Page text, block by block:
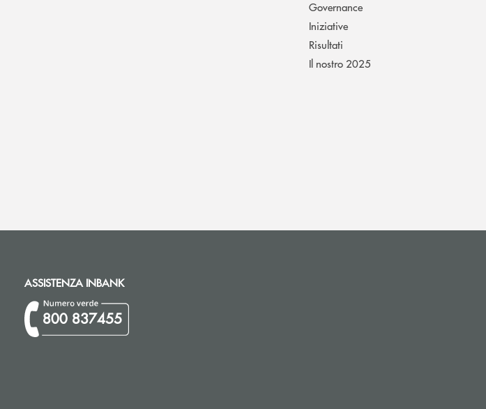
Governance
Iniziative
Risultati
Il nostro 2025
ASSISTENZA INBANK
800 837455